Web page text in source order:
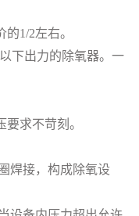
1/2左右。
下出力的除氧器。一
求不苛刻。
接，构成除氧设